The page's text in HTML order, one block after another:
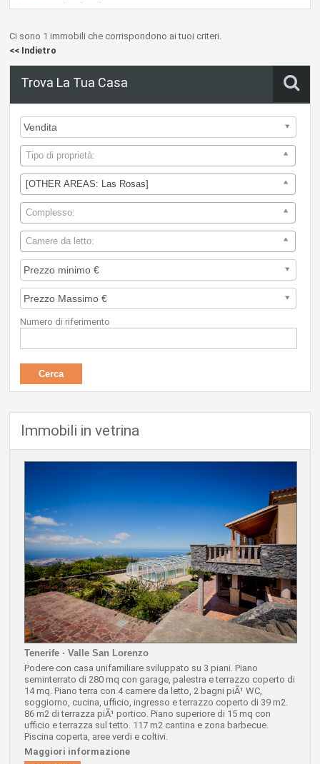
Ci sono 1 immobili che corrispondono ai tuoi criteri.
<< Indietro
Trova La Tua Casa
Tipo di proprietà:
[OTHER AREAS: Las Rosas]
Complesso:
Camere da letto:
Numero di riferimento
Immobili in vetrina
Tenerife · Valle San Lorenzo
Podere con casa unifamiliare sviluppato su 3 piani. Piano
seminterrato di 280 mq con garage, palestra e terrazzo coperto di
14 mq. Piano terra con 4 camere da letto, 2 bagni piÃ¹ WC,
soggiorno, cucina, ufficio, ingresso e terrazzo coperto di 39 m2.
86 m2 di terrazza piÃ¹ portico. Piano superiore di 15 mq con
ufficio e terrazza sul tetto. 117 m2 cantina e zona barbecue.
Piscina coperta, aree verdi e coltivi.
Maggiori informazione